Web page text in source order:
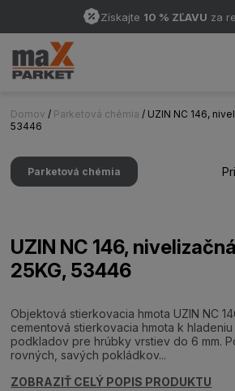
Získajte 10 % ZĽAVU za
Domov / Parketová chémia / UZIN NC 146,
53446
Parketová chémia
UZIN NC 146,
25KG, 53446
Objektová stierkovacia hmota UZIN NC
cementová stierkovacia hmota k
podkladov pre hrúbky vrstiev do 6 mm.
rovných, savých pokládkov...
ZOBRAZIŤ CELÝ POPIS PRODUKTU